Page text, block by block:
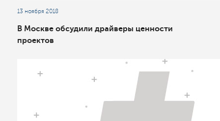
13 ноября 2018
В Москве обсудили драйверы ценности
проектов